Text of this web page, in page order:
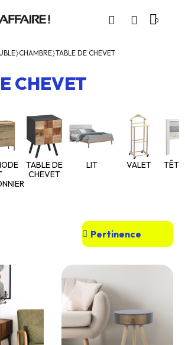
CHAMBRE TABLE DE CHEVET
CHEVET
TABLE DE
CHEVET
LIT VALET